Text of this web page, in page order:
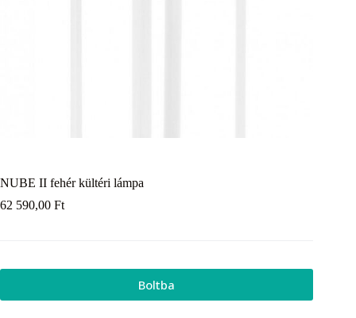
NUBE II fehér kültéri lámpa
62 590,00 Ft
Boltba